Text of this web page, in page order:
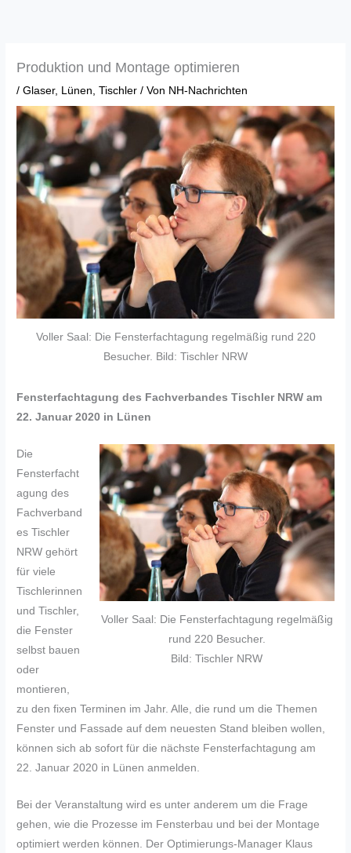
Produktion und Montage optimieren
/Glaser, Lünen,Tischler / Von NH-Nachrichten
Voller Saal: Die Fensterfachtagung regelmäßig rund 220
Besucher. Bild: Tischler NRW
Fensterfachtagung des Fachverbandes Tischler NRW am
22. Januar 2020 in Lünen
Voller Saal: Die Fensterfachtagung regelmäßig
rund 220 Besucher.
Bild: Tischler NRW
Die
Fensterfacht
agung des
Fachverband
es Tischler
NRW gehört
für viele
Tischlerinnen
und Tischler,
die Fenster
selbst bauen
oder
montieren,
zu den fixen Terminen im Jahr. Alle, die rund um die Themen
Fenster und Fassade auf dem neuesten Stand bleiben wollen,
können sich ab sofort für die nächste Fensterfachtagung am
22. Januar 2020 in Lünen anmelden.
Bei der Veranstaltung wird es unter anderem um die Frage
gehen, wie die Prozesse im Fensterbau und bei der Montage
optimiert werden können. Der Optimierungs-Manager Klaus